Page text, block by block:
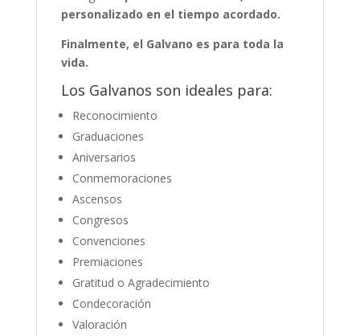
personalizado en el tiempo acordado.
Finalmente, el Galvano es para toda la
vida.
Los Galvanos son ideales para:
Reconocimiento
Graduaciones
Aniversarios
Conmemoraciones
Ascensos
Congresos
Convenciones
Premiaciones
Gratitud o Agradecimiento
Condecoración
Valoración